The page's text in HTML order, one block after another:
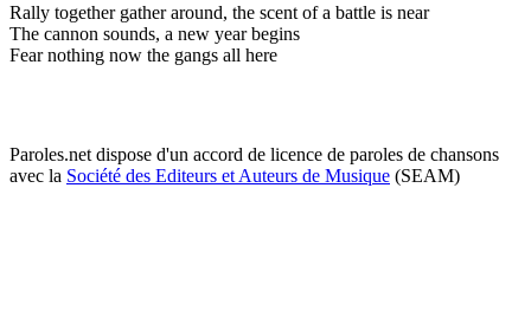
Rally together gather around, the scent of a battle is near
The cannon sounds, a new year begins
Fear nothing now the gangs all here
Paroles.net dispose d'un accord de licence de paroles de chansons
avec la Société des Editeurs et Auteurs de Musique (SEAM)